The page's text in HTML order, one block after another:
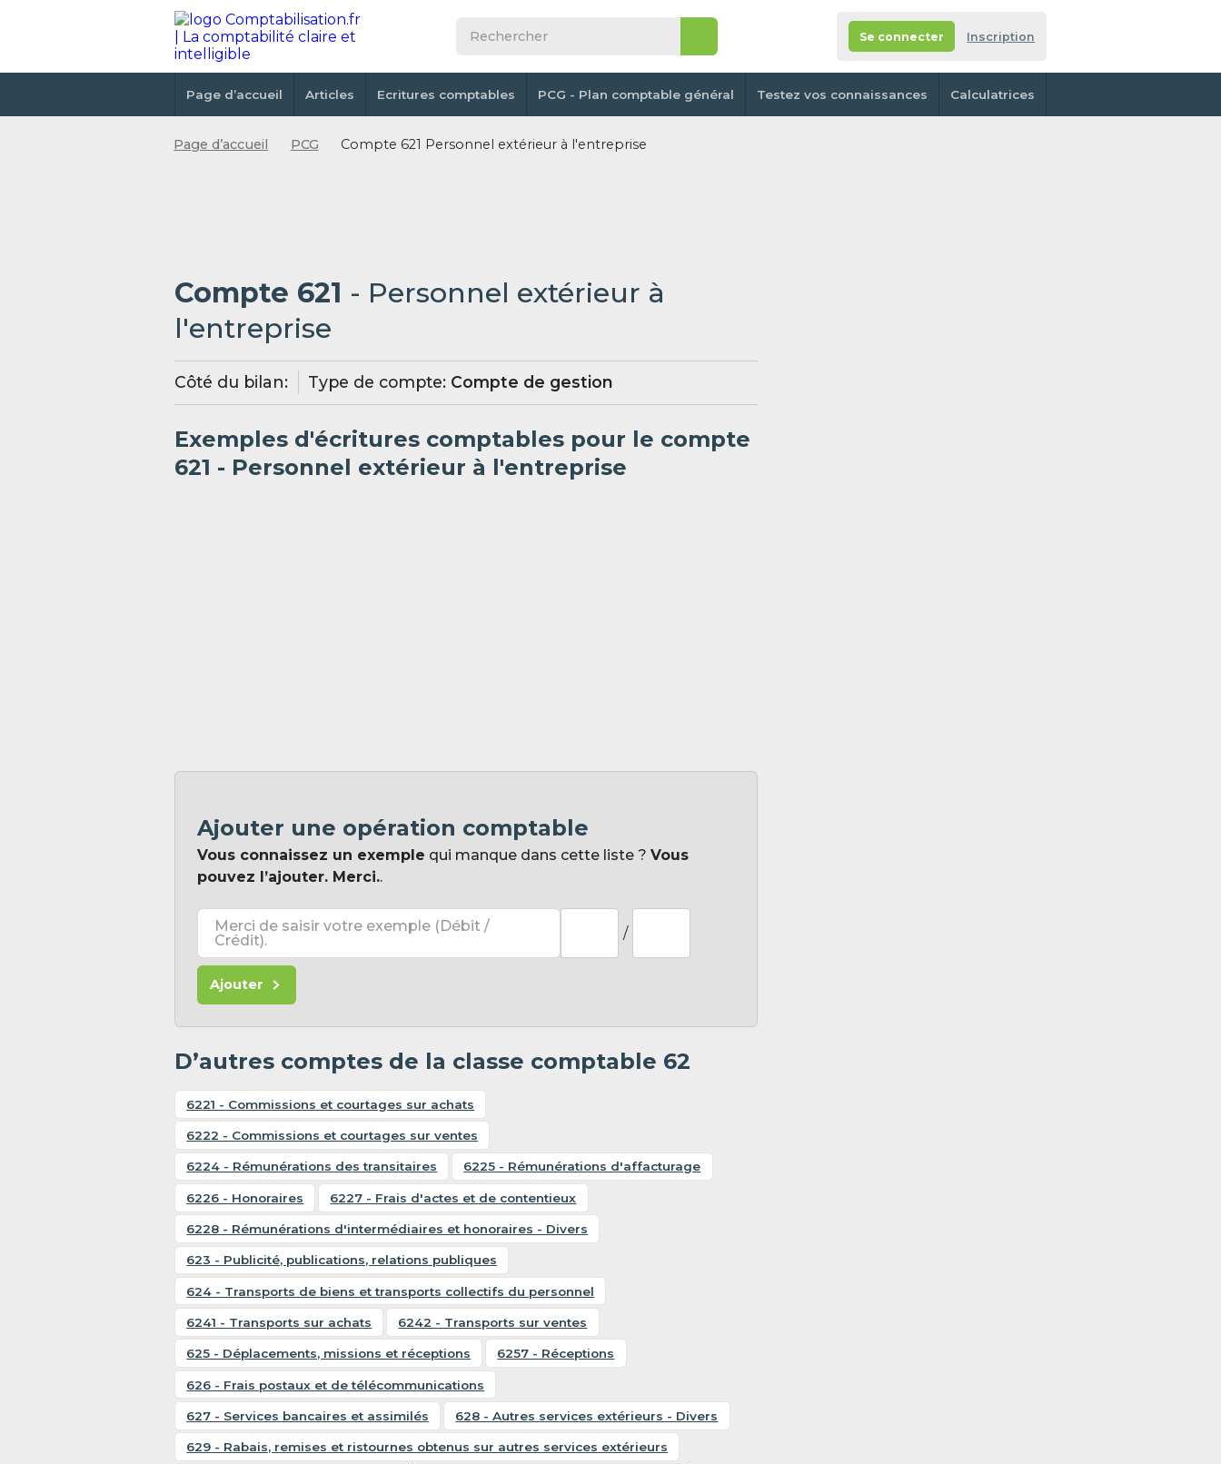
Se connecter Inscription
Page d’accueil Articles Ecritures comptables PCG - Plan comptable général Testez vos connaissances Calculatrices
Page d’accueil PCG Compte 621 Personnel extérieur à l'entreprise
Compte 621 - Personnel extérieur à
l'entreprise
Côté du bilan: Type de compte: Compte de gestion
Exemples d'écritures comptables pour le compte
621 - Personnel extérieur à l'entreprise
Ajouter une opération comptable
Vous connaissez un exemple qui manque dans cette liste ? Vous
pouvez l’ajouter. Merci..
Merci de saisir votre exemple (Débit /
Crédit).
/
Ajouter
D’autres comptes de la classe comptable 62
6221 - Commissions et courtages sur achats
6222 - Commissions et courtages sur ventes
6224 - Rémunérations des transitaires 6225 - Rémunérations d'affacturage
6226 - Honoraires 6227 - Frais d'actes et de contentieux
6228 - Rémunérations d'intermédiaires et honoraires - Divers
623 - Publicité, publications, relations publiques
624 - Transports de biens et transports collectifs du personnel
6241 - Transports sur achats 6242 - Transports sur ventes
625 - Déplacements, missions et réceptions 6257 - Réceptions
626 - Frais postaux et de télécommunications
627 - Services bancaires et assimilés 628 - Autres services extérieurs - Divers
629 - Rabais, remises et ristournes obtenus sur autres services extérieurs